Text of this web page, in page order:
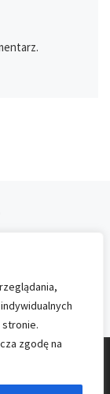
stronie.
zgodę na
DO LISTY
NA EURO
zastrzezone